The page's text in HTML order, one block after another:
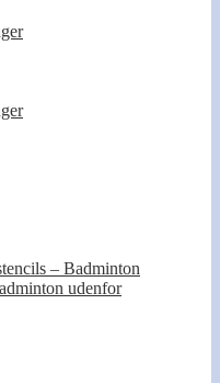
– Badminton
udenfor